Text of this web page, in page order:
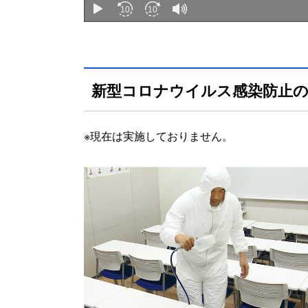
新型コロナウイルス感染防止
※現在は実施しておりません。